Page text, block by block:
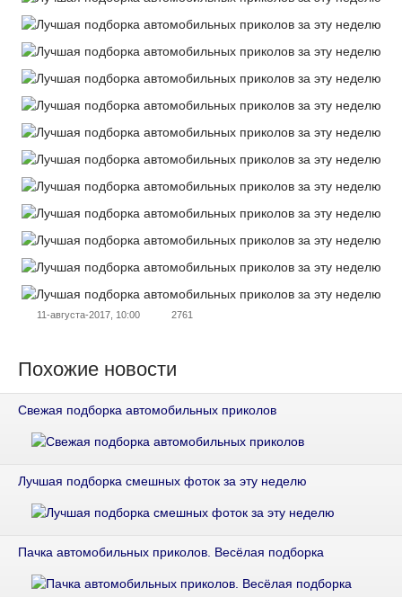
11-августа-2017, 10:00 2761
Похожие новости
Свежая подборка автомобильных приколов
Лучшая подборка смешных фоток за эту неделю
Пачка автомобильных приколов. Весёлая подборка